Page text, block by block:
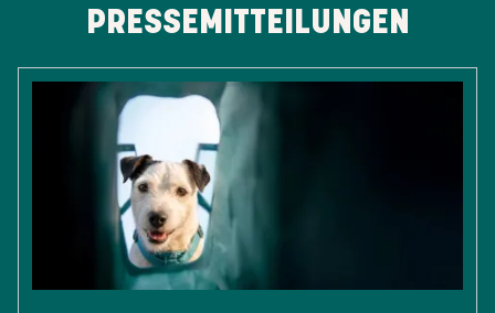
PRESSEMITTEILUNGEN